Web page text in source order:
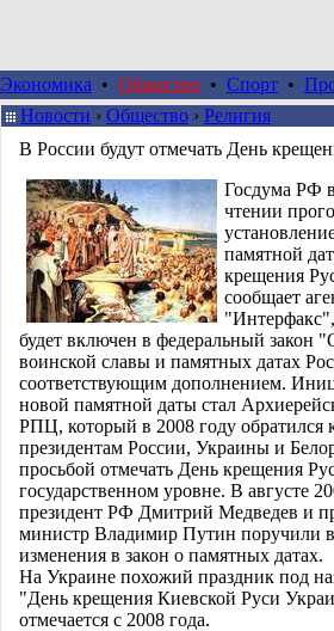
Экономика • Общество • Спорт •
Новости › Общество › Религия
В России будут отмечать День
Госдума РФ
чтении
памятной
крещения
сообщает
будет включен в федеральный закон
воинской славы и памятных датах
соответствующим дополнением.
новой памятной даты стал
РПЦ, который в 2008 году обратился
президентам России, Украины и
просьбой отмечать День крещения
государственном уровне. В августе
президент РФ Дмитрий Медведев и
министр Владимир Путин поручили
изменения в закон о памятных датах.
На Украине похожий праздник под
"День крещения Киевской Руси
отмечается с 2008 года.